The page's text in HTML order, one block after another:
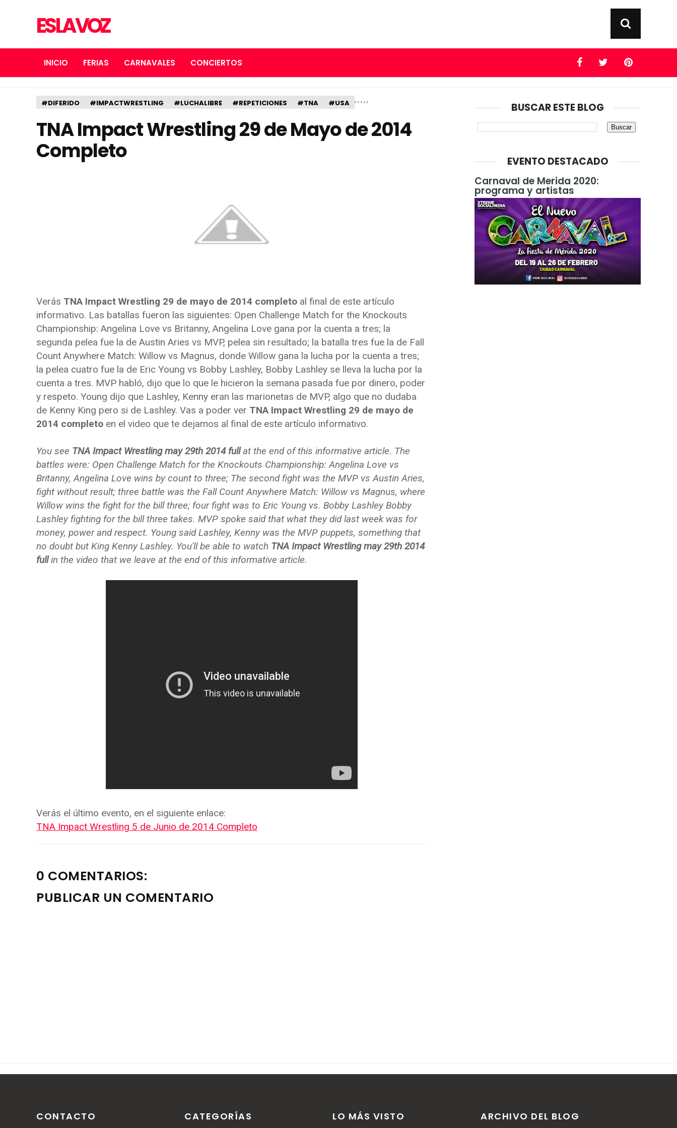
ES LA VOZ
INICIO FERIAS CARNAVALES CONCIERTOS
#DIFERIDO ,
#IMPACTWRESTLING ,
#LUCHALIBRE ,
#REPETICIONES ,
#TNA ,
#USA
TNA Impact Wrestling 29 de Mayo de 2014
Completo
Verás TNA Impact Wrestling 29 de mayo de 2014 completo al final de este artículo
informativo. Las batallas fueron las siguientes: Open Challenge Match for the Knockouts
Championship: Angelina Love vs Britanny, Angelina Love gana por la cuenta a tres; la
segunda pelea fue la de Austin Aries vs MVP, pelea sin resultado; la batalla tres fue la de Fall
Count Anywhere Match: Willow vs Magnus, donde Willow gana la lucha por la cuenta a tres;
la pelea cuatro fue la de Eric Young vs Bobby Lashley, Bobby Lashley se lleva la lucha por la
cuenta a tres. MVP habló, dijo que lo que le hicieron la semana pasada fue por dinero, poder
y respeto. Young dijo que Lashley, Kenny eran las marionetas de MVP, algo que no dudaba
de Kenny King pero si de Lashley. Vas a poder ver TNA Impact Wrestling 29 de mayo de
2014 completo en el video que te dejamos al final de este artículo informativo.
You see TNA Impact Wrestling may 29th 2014 fullat the end of this informative article. The
battles were: Open Challenge Match for the Knockouts Championship: Angelina Love vs
Britanny, Angelina Love wins by count to three; The second fight was the MVP vs Austin Aries,
fight without result; three battle was the Fall Count Anywhere Match: Willow vs Magnus, where
Willow wins the fight for the bill three; four fight was to Eric Young vs. Bobby Lashley Bobby
Lashley fighting for the bill three takes. MVP spoke said that what they did last week was for
money, power and respect. Young said Lashley, Kenny was the MVP puppets, something that
no doubt but King Kenny Lashley. You'll be able to watch TNA Impact Wrestling may 29th 2014
fullin the video that we leave at the end of this informative article.
Verás el último evento, en el siguiente enlace:
TNA Impact Wrestling 5 de Junio de 2014 Completo
0 COMENTARIOS:
PUBLICAR UN COMENTARIO
BUSCAR ESTE BLOG
EVENTO DESTACADO
Carnaval de Merida 2020:
programa y artistas
CONTACTO CATEGORÍAS LO MÁS VISTO ARCHIVO DEL BLOG